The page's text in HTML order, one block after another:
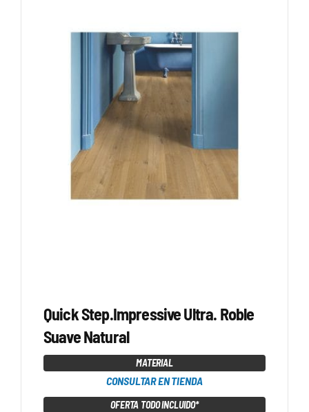
Quick Step.Impressive Ultra. Roble
Suave Natural
MATERIAL
CONSULTAR EN TIENDA
OFERTA TODO INCLUIDO*